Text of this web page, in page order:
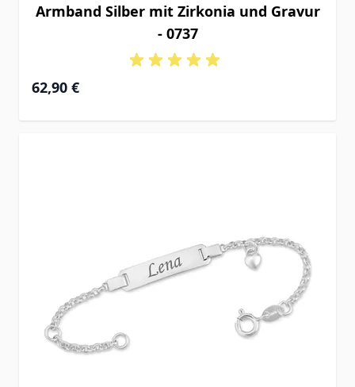
Armband Silber mit Zirkonia und Gravur
- 0737
62,90 €